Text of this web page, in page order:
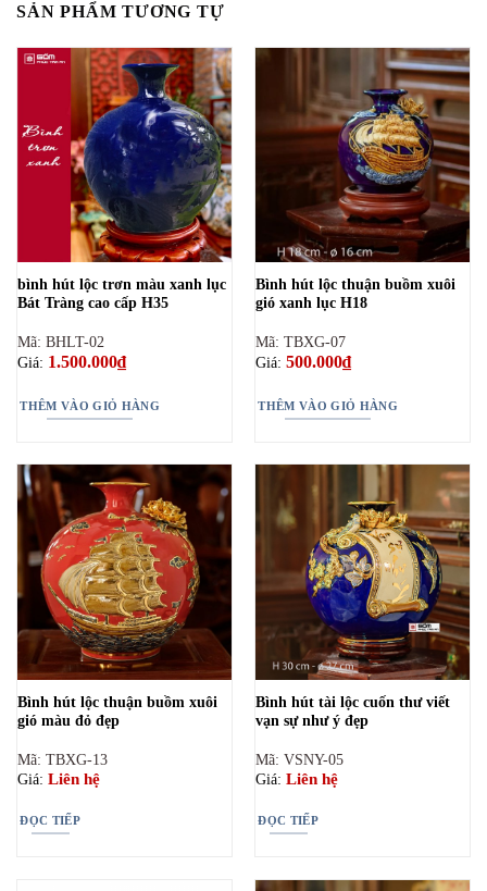
SẢN PHẨM TƯƠNG TỰ
bình hút lộc trơn màu xanh lục
Bát Tràng cao cấp H35
Mã: BHLT-02
Giá: 1.500.000₫
THÊM VÀO GIỎ HÀNG
Bình hút lộc thuận buồm xuôi
gió xanh lục H18
Mã: TBXG-07
Giá: 500.000₫
THÊM VÀO GIỎ HÀNG
Bình hút lộc thuận buồm xuôi
gió màu đỏ đẹp
Mã: TBXG-13
Giá: Liên hệ
ĐỌC TIẾP
Bình hút tài lộc cuốn thư viết
vạn sự như ý đẹp
Mã: VSNY-05
Giá: Liên hệ
ĐỌC TIẾP